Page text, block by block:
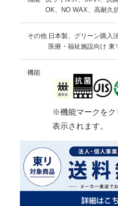
OK、NO WAX、高耐久
その他 日本製、グリーン購入
医療・福祉施設向け 東
機能
※機能マークをク
表示されます。